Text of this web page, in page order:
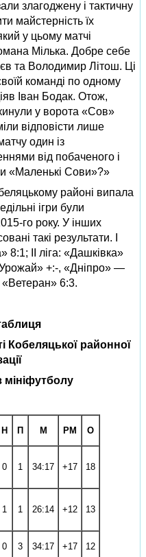
злагоджену і тактичну
майстерність їх
у цьому матчі
Мілька. Добре себе
та Володимир Літош. Ці
команді по одному
Іван Бодак. Отож,
у ворота «Сов»
відповісти лише
один із
від побаченого і
«Маленькі Сови»?»
районі випала
ігри були
го року. У інших
такі результати. І
8:1; ІІ ліга: «Дашківка»
+:-, «Дніпро» —
6:3.
Кобеляцької районної
Н П М РМ О
0 1 34:17 +17 18
1 1 26:14 +12 13
0 3 34:17 +17 12